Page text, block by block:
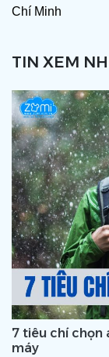
TIN XEM
7 tiêu chí chọn
máy
Chí Minh